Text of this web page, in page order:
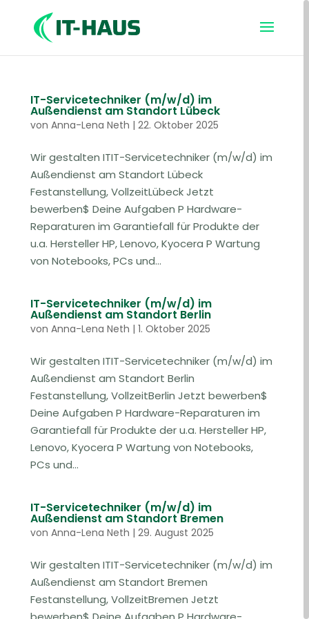
IT-Servicetechniker (m/w/d) im
Außendienst am Standort Lübeck
von Anna-Lena Neth | 22. Oktober 2025
Wir gestalten ITIT-Servicetechniker (m/w/d) im
Außendienst am Standort Lübeck
Festanstellung, VollzeitLübeck Jetzt
bewerben$ Deine Aufgaben P Hardware-
Reparaturen im Garantiefall für Produkte der
u.a. Hersteller HP, Lenovo, Kyocera P Wartung
von Notebooks, PCs und...
IT-Servicetechniker (m/w/d) im
Außendienst am Standort Berlin
von Anna-Lena Neth | 1. Oktober 2025
Wir gestalten ITIT-Servicetechniker (m/w/d) im
Außendienst am Standort Berlin
Festanstellung, VollzeitBerlin Jetzt bewerben$
Deine Aufgaben P Hardware-Reparaturen im
Garantiefall für Produkte der u.a. Hersteller HP,
Lenovo, Kyocera P Wartung von Notebooks,
PCs und...
IT-Servicetechniker (m/w/d) im
Außendienst am Standort Bremen
von Anna-Lena Neth | 29. August 2025
Wir gestalten ITIT-Servicetechniker (m/w/d) im
Außendienst am Standort Bremen
Festanstellung, VollzeitBremen Jetzt